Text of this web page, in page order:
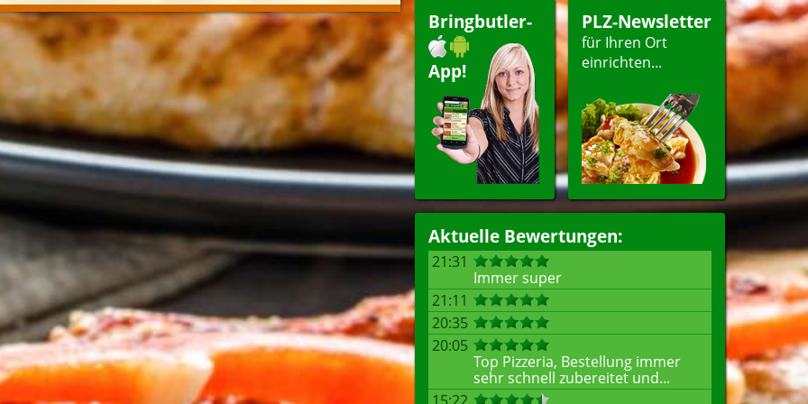
Bringbutler-
App!
PLZ-Newsletter
für Ihren Ort
einrichten...
Aktuelle Bewertungen:
21:31
Immer super
21:11
20:35
20:05
Top Pizzeria, Bestellung immer
sehr schnell zubereitet und...